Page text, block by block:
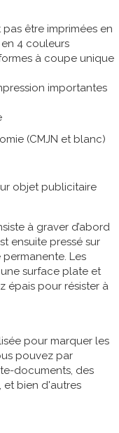
être imprimées en
4 couleurs
à coupe unique
importantes
(CMJN et blanc)
à graver d’abord
ensuite pressé sur
Les
surface plate et
épais pour résister à
pour marquer les
pouvez par
documents, des
et bien d'autres